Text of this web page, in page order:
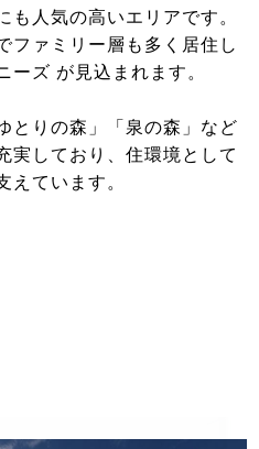
も人気の高いエリアです。
ファミリー層も多く居住し
ーズ が見込まれます。
とりの森」「泉の森」など
実しており、住環境として
えています。